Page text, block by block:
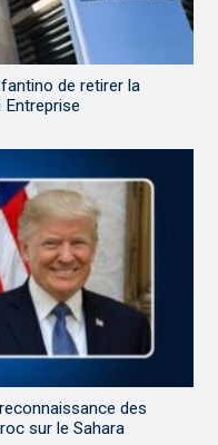
de retirer la
des
sur le Sahara